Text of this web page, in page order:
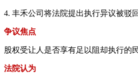
4. 丰禾公司将法院提出执行异议被驳
争议焦点
股权受让人是否享有足以阻却执行的
法院认为